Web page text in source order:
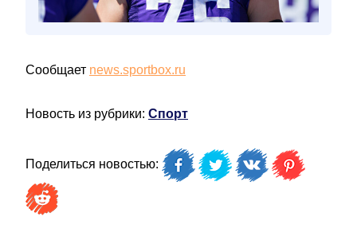
Сообщает news.sportbox.ru
Новость из рубрики: Спорт
Поделиться новостью: